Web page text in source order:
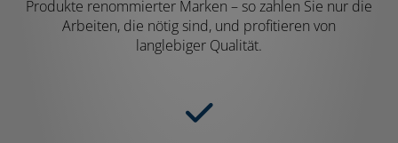
Produkte renommierter Marken – so zahlen Sie nur die
Arbeiten, die nötig sind, und profitieren von
langlebiger Qualität.